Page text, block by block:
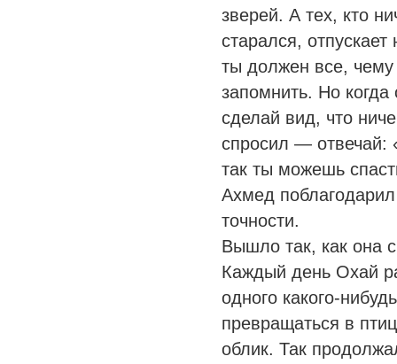
зверей. А тех, кто
старался,
ты должен все, чему
запомнить. Но когда
сделай вид, что
спросил — отвечай:
так ты можешь
Ахмед
точности.
Вышло так, как она
Каждый день Охай
одного какого-
превращаться в
облик. Так